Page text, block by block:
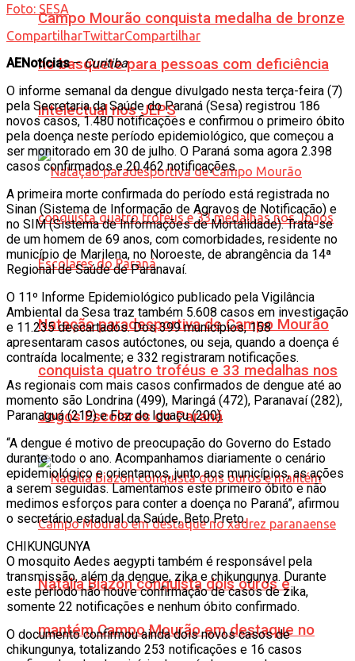
Campo Mourão conquista medalha de bronze
no basquete para pessoas com deficiência
intelectual nos JEPS
Natação paradesportiva de Campo Mourão
conquista quatro troféus e 33 medalhas nos
Jogos Escolares do Paraná
Natália Biazon conquista dois ouros e
mantém Campo Mourão em destaque no
Foto: SESA
CompartilharTwittarCompartilhar
AENotícias–Curitiba
O informe semanal da dengue divulgado nesta terça-feira (7)
pela Secretaria da Saúde do Paraná (Sesa) registrou 186
novos casos, 1.480 notificações e confirmou o primeiro óbito
pela doença neste período epidemiológico, que começou a
ser monitorado em 30 de julho. O Paraná soma agora 2.398
casos confirmados e 20.462 notificações.
A primeira morte confirmada do período está registrada no
Sinan (Sistema de Informação de Agravos de Notificação) e
no SIM (Sistema de Informações de Mortalidade). Trata-se
de um homem de 69 anos, com comorbidades, residente no
município de Marilena, no Noroeste, de abrangência da 14ª
Regional de Saúde de Paranavaí.
O 11º Informe Epidemiológico publicado pela Vigilância
Ambiental da Sesa traz também 5.608 casos em investigação
e 11.235 descartados. Dos 399 municípios, 158
apresentaram casos autóctones, ou seja, quando a doença é
contraída localmente; e 332 registraram notificações.
As regionais com mais casos confirmados de dengue até ao
momento são Londrina (499), Maringá (472), Paranavaí (282),
Paranaguá (219) e Foz do Iguaçu (200).
“A dengue é motivo de preocupação do Governo do Estado
durante todo o ano. Acompanhamos diariamente o cenário
epidemiológico e orientamos, junto aos municípios, as ações
a serem seguidas. Lamentamos este primeiro óbito e não
medimos esforços para conter a doença no Paraná”, afirmou
o secretário estadual da Saúde, Beto Preto.
CHIKUNGUNYA
O mosquito Aedes aegypti também é responsável pela
transmissão, além da dengue, zika e chikungunya. Durante
este período não houve confirmação de casos de zika,
somente 22 notificações e nenhum óbito confirmado.
O documento confirmou ainda dois novos casos de
chikungunya, totalizando 253 notificações e 16 casos